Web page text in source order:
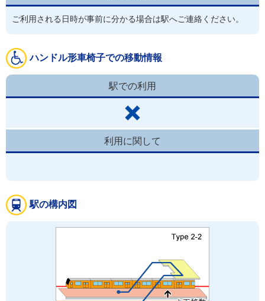
ご利用される日時が事前に分かる場合は駅へご連絡ください。
ハンドル形車椅子での移動情報
駅での利用
利用に関して
駅の構内図